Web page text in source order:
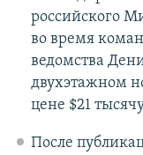
российского
во время
ведомства
двухэтажном
цене $21
После